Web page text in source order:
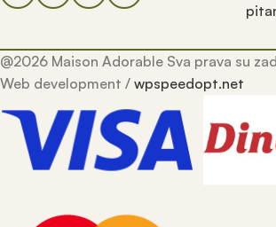
@2026 Maison Adorable Sva prava su
Web development / wpspeedopt.net